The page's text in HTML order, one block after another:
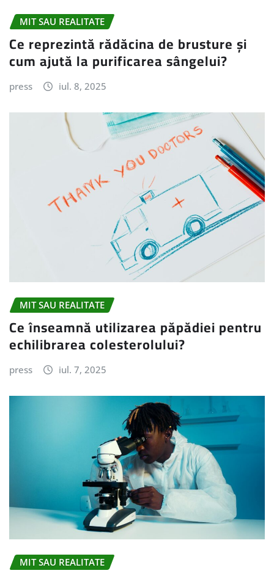
MIT SAU REALITATE
Ce reprezintă rădăcina de brusture și
cum ajută la purificarea sângelui?
press iul. 8, 2025
MIT SAU REALITATE
Ce înseamnă utilizarea păpădiei pentru
echilibrarea colesterolului?
press iul. 7, 2025
MIT SAU REALITATE